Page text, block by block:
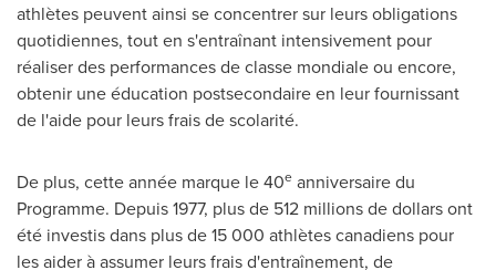
athlètes peuvent ainsi se concentrer sur leurs obligations
quotidiennes, tout en s'entraînant intensivement pour
réaliser des performances de classe mondiale ou encore,
obtenir une éducation postsecondaire en leur fournissant
de l'aide pour leurs frais de scolarité.
De plus, cette année marque le 40e anniversaire du
Programme. Depuis 1977, plus de 512 millions de dollars ont
été investis dans plus de 15 000 athlètes canadiens pour
les aider à assumer leurs frais d'entraînement, de